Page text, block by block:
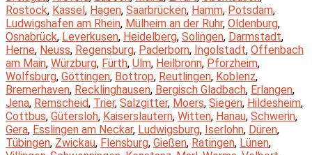
Rostock, Kassel , Hagen, Saarbrücken, Hamm, Potsdam,
Ludwigshafen am Rhein, Mülheim an der Ruhr, Oldenburg,
Osnabrück, Leverkusen, Heidelberg, Solingen, Darmstadt,
Herne, Neuss, Regensburg, Paderborn, Ingolstadt, Offenbach
am Main, Würzburg, Fürth, Ulm, Heilbronn, Pforzheim,
Wolfsburg, Göttingen, Bottrop, Reutlingen, Koblenz,
Bremerhaven, Recklinghausen, Bergisch Gladbach, Erlangen,
Jena, Remscheid, Trier, Salzgitter, Moers, Siegen, Hildesheim,
Cottbus, Gütersloh, Kaiserslautern, Witten, Hanau, Schwerin,
Gera, Esslingen am Neckar, Ludwigsburg, Iserlohn, Düren,
Tübingen, Zwickau, Flensburg, Gießen, Ratingen, Lünen,